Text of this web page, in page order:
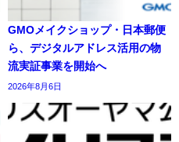
GMOメイクショップ・日本郵便
ら、デジタルアドレス活用の物
流実証事業を開始へ
2026年8月6日